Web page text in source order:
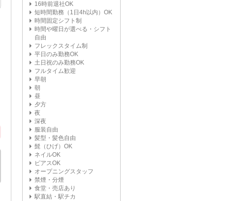
16時前退社OK
短時間勤務（1日4h以内）OK
時間固定シフト制
時間や曜日が選べる・シフト
自由
フレックスタイム制
平日のみ勤務OK
土日祝のみ勤務OK
フルタイム歓迎
早朝
朝
昼
夕方
夜
深夜
服装自由
髪型・髪色自由
髭（ひげ）OK
ネイルOK
ピアスOK
オープニングスタッフ
禁煙・分煙
食堂・売店あり
駅直結・駅チカ